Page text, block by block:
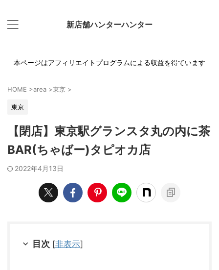
新店舗ハンターハンター
本ページはアフィリエイトプログラムによる収益を得ています
HOME >area >東京 >
東京
【閉店】東京駅グランスタ丸の内に茶
BAR(ちゃばー)タピオカ店
2022年4月13日
目次 [非表示]